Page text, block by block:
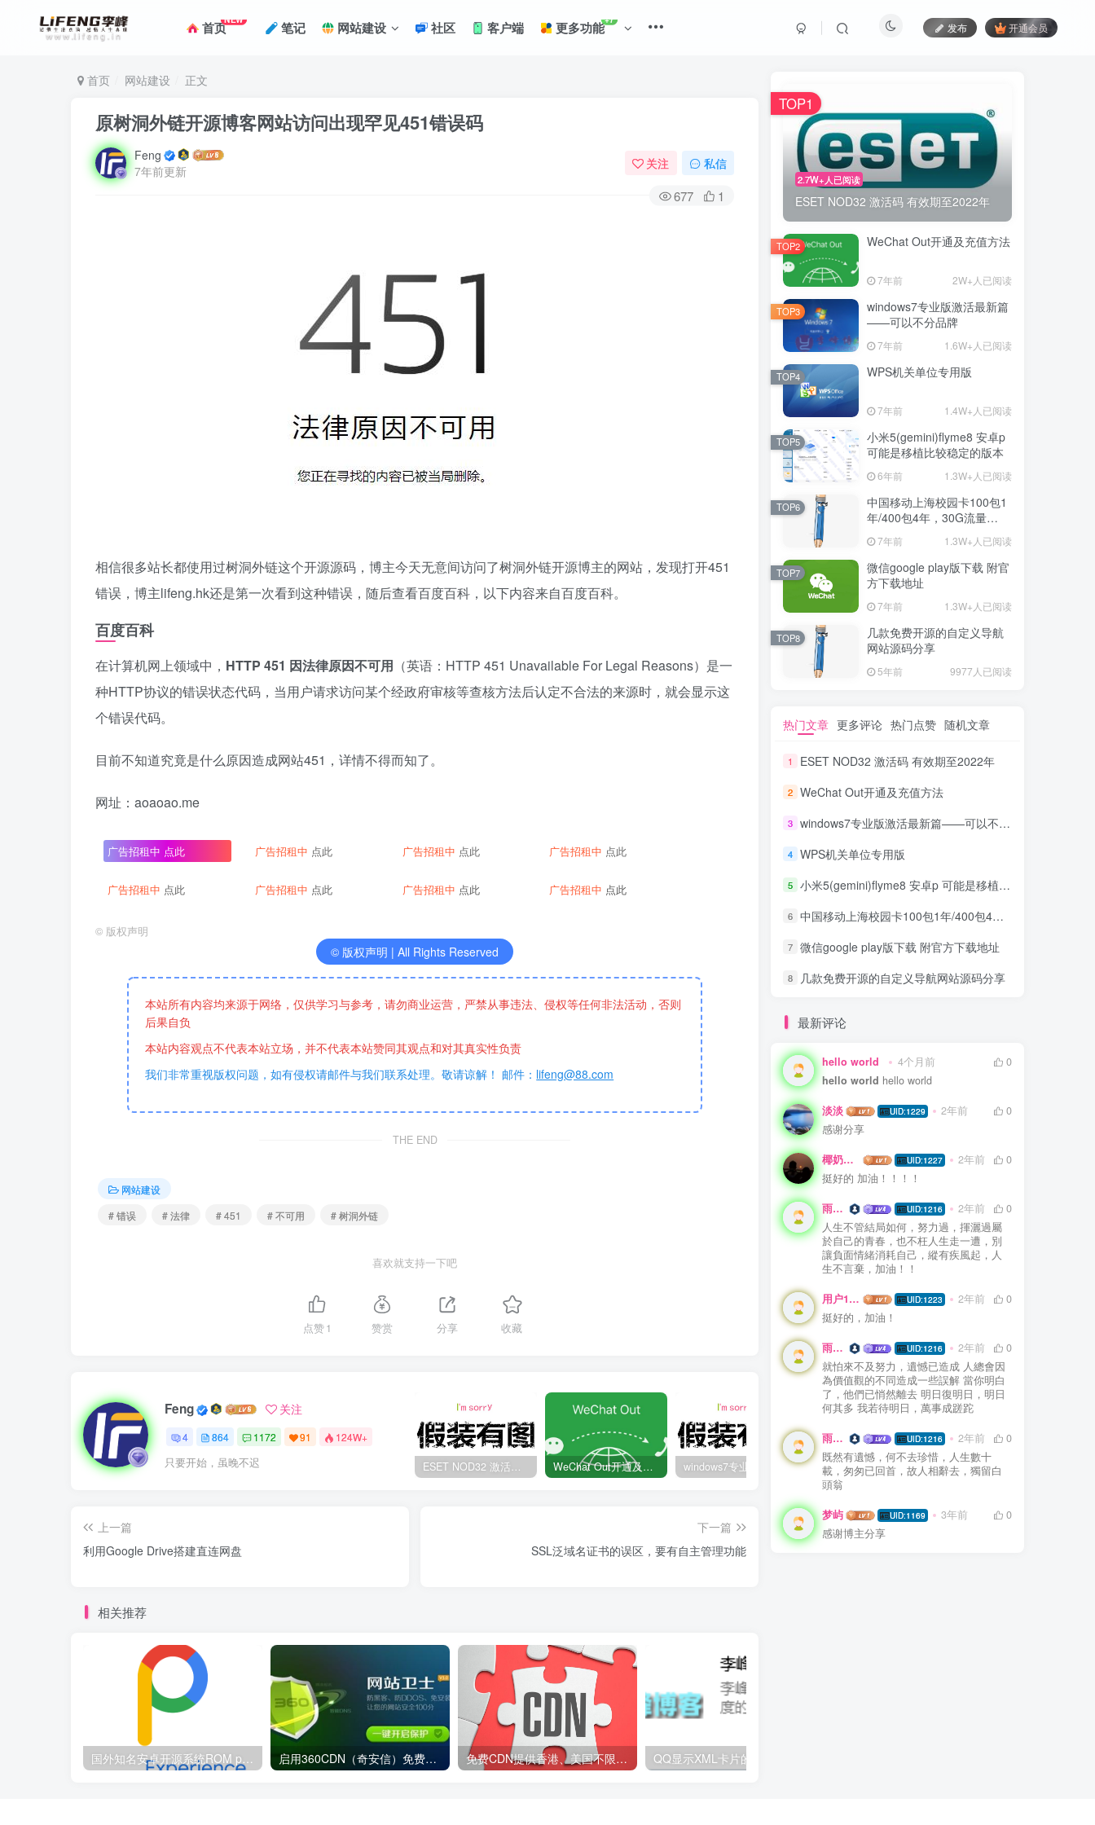
首页NEW 笔记 网站建设 社区 客户端 更多功能+7
发布 开通会员
首页 网站建设 正文
原树洞外链开源博客网站访问出现罕见451错误码
Feng
7年前更新
关注 私信
677 1
相信很多站长都使用过树洞外链这个开源源码，博主今天无意间访问了树洞外链开源博主的网站，发现打开451
错误，博主lifeng.hk还是第一次看到这种错误，随后查看百度百科，以下内容来自百度百科。
百度百科
在计算机网上领域中， HTTP 451 因法律原因不可用 （英语：HTTP 451 Unavailable For Legal Reasons）是一
种HTTP协议的错误状态代码，当用户请求访问某个经政府审核等查核方法后认定不合法的来源时，就会显示这
个错误代码。
目前不知道究竟是什么原因造成网站451，详情不得而知了。
网址：aoaoao.me
广告招租中 点此 广告招租中 点此 广告招租中 点此 广告招租中 点此
广告招租中 点此 广告招租中 点此 广告招租中 点此 广告招租中 点此
© 版权声明
© 版权声明 | All Rights Reserved
本站所有内容均来源于网络，仅供学习与参考，请勿商业运营，严禁从事违法、侵权等任何非法活动，否则
后果自负
本站内容观点不代表本站立场，并不代表本站赞同其观点和对其真实性负责
我们非常重视版权问题，如有侵权请邮件与我们联系处理。敬请谅解！ 邮件： lifeng@88.com
THE END
网站建设
# 错误
# 法律 # 451 # 不可用 # 树洞外链
喜欢就支持一下吧
点赞1 赞赏 分享 收藏
Feng 关注
4 864 1172 91 124W+
只要开始，虽晚不迟 ESET NOD32 激活码 有效期至2022年 WeChat Out开通及充值方法 WPS机关单位专用版
上一篇
利用Google Drive搭建直连网盘
下一篇
SSL泛域名证书的误区，要有自主管理功能
相关推荐
国外知名安卓开源系统ROM pixel experience官网全新改版 启用360CDN（奇安信）免费保护加速WordPress网站 免费CDN提供香港、美国不限流量及高防节点
2.7W+人已阅读
ESET NOD32 激活码 有效期至2022年
TOP1
WeChat Out开通及充值方法
7年前 2W+人已阅读
TOP2
windows7专业版激活最新篇
——可以不分品牌
7年前 1.6W+人已阅读
TOP3
WPS机关单位专用版
7年前 1.4W+人已阅读
TOP4
小米5(gemini)flyme8 安卓p
可能是移植比较稳定的版本
6年前 1.3W+人已阅读
TOP5
中国移动上海校园卡100包1
年/400包4年，30G流量
7年前 1.3W+人已阅读
TOP6
微信google play版下载 附官
方下载地址
7年前 1.3W+人已阅读
TOP7
几款免费开源的自定义导航
网站源码分享
5年前 9977人已阅读
TOP8
热门文章 更多评论 热门点赞 随机文章
1 ESET NOD32 激活码 有效期至2022年
2 WeChat Out开通及充值方法
3 windows7专业版激活最新篇——可以不分品牌
4 WPS机关单位专用版
5 小米5(gemini)flyme8 安卓p 可能是移植比较稳定的版本
6 中国移动上海校园卡100包1年/400包4年，30G流量+300分钟通话+宽带
7 微信google play版下载 附官方下载地址
8 几款免费开源的自定义导航网站源码分享
最新评论
hello world 4个月前
0
hello world hello world
淡淡 UID:1229 2年前
0
感谢分享
椰奶燕麦粥 UID:1227 2年前
0
挺好的 加油！！！！
雨精靈 UID:1216 2年前
0
人生不管結局如何，努力過，揮灑過屬
於自己的青春，也不枉人生走一遭，別
讓負面情緒消耗自己，縱有疾風起，人
生不言棄，加油！！
用户19344506 UID:1223 2年前
0
挺好的，加油！
雨精靈 UID:1216 2年前
0
就怕來不及努力，遺憾已造成 人總會因
為價值觀的不同造成一些誤解 當你明白
了，他們已悄然離去 明日復明日，明日
何其多 我若待明日，萬事成蹉跎
雨精靈 UID:1216 2年前
0
既然有遺憾，何不去珍惜，人生數十
載，匆匆已回首，故人相辭去，獨留白
頭翁
梦屿 UID:1169 3年前
0
感谢博主分享